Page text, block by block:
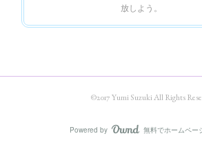
放しよう。
©2017 Yumi Suzuki All Rights
Powered by AmebaOwnd
無料でホームペー